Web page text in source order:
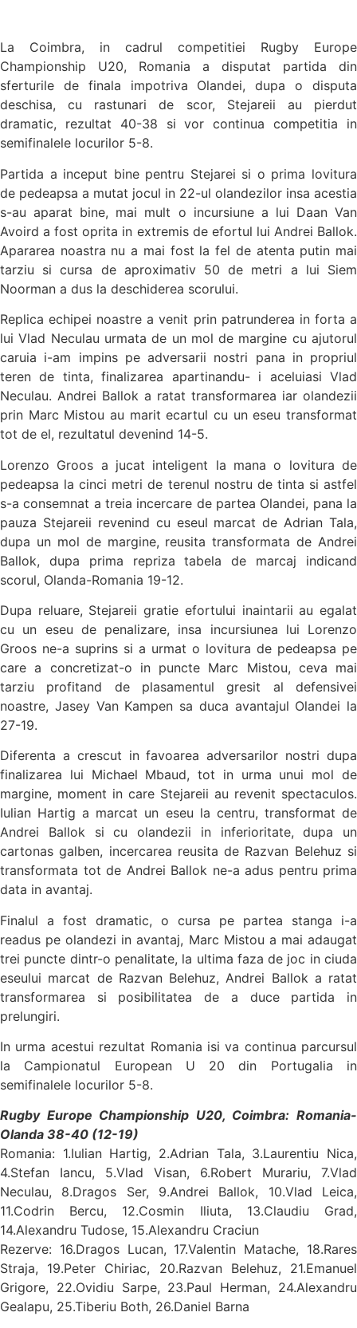
La Coimbra, in cadrul competitiei Rugby Europe
Championship U20, Romania a disputat partida din
sferturile de finala impotriva Olandei, dupa o disputa
deschisa, cu rastunari de scor, Stejareii au pierdut
dramatic, rezultat 40-38 si vor continua competitia in
semifinalele locurilor 5-8.
Partida a inceput bine pentru Stejarei si o prima lovitura
de pedeapsa a mutat jocul in 22-ul olandezilor insa acestia
s-au aparat bine, mai mult o incursiune a lui Daan Van
Avoird a fost oprita in extremis de efortul lui Andrei Ballok.
Apararea noastra nu a mai fost la fel de atenta putin mai
tarziu si cursa de aproximativ 50 de metri a lui Siem
Noorman a dus la deschiderea scorului.
Replica echipei noastre a venit prin patrunderea in forta a
lui Vlad Neculau urmata de un mol de margine cu ajutorul
caruia i-am impins pe adversarii nostri pana in propriul
teren de tinta, finalizarea apartinandu- i aceluiasi Vlad
Neculau. Andrei Ballok a ratat transformarea iar olandezii
prin Marc Mistou au marit ecartul cu un eseu transformat
tot de el, rezultatul devenind 14-5.
Lorenzo Groos a jucat inteligent la mana o lovitura de
pedeapsa la cinci metri de terenul nostru de tinta si astfel
s-a consemnat a treia incercare de partea Olandei, pana la
pauza Stejareii revenind cu eseul marcat de Adrian Tala,
dupa un mol de margine, reusita transformata de Andrei
Ballok, dupa prima repriza tabela de marcaj indicand
scorul, Olanda-Romania 19-12.
Dupa reluare, Stejareii gratie efortului inaintarii au egalat
cu un eseu de penalizare, insa incursiunea lui Lorenzo
Groos ne-a suprins si a urmat o lovitura de pedeapsa pe
care a concretizat-o in puncte Marc Mistou, ceva mai
tarziu profitand de plasamentul gresit al defensivei
noastre, Jasey Van Kampen sa duca avantajul Olandei la
27-19.
Diferenta a crescut in favoarea adversarilor nostri dupa
finalizarea lui Michael Mbaud, tot in urma unui mol de
margine, moment in care Stejareii au revenit spectaculos.
Iulian Hartig a marcat un eseu la centru, transformat de
Andrei Ballok si cu olandezii in inferioritate, dupa un
cartonas galben, incercarea reusita de Razvan Belehuz si
transformata tot de Andrei Ballok ne-a adus pentru prima
data in avantaj.
Finalul a fost dramatic, o cursa pe partea stanga i-a
readus pe olandezi in avantaj, Marc Mistou a mai adaugat
trei puncte dintr-o penalitate, la ultima faza de joc in ciuda
eseului marcat de Razvan Belehuz, Andrei Ballok a ratat
transformarea si posibilitatea de a duce partida in
prelungiri.
In urma acestui rezultat Romania isi va continua parcursul
la Campionatul European U 20 din Portugalia in
semifinalele locurilor 5-8.
Rugby Europe Championship U20, Coimbra: Romania-
Olanda 38-40 (12-19)
Romania: 1.Iulian Hartig, 2.Adrian Tala, 3.Laurentiu Nica,
4.Stefan Iancu, 5.Vlad Visan, 6.Robert Murariu, 7.Vlad
Neculau, 8.Dragos Ser, 9.Andrei Ballok, 10.Vlad Leica,
11.Codrin Bercu, 12.Cosmin Iliuta, 13.Claudiu Grad,
14.Alexandru Tudose, 15.Alexandru Craciun
Rezerve: 16.Dragos Lucan, 17.Valentin Matache, 18.Rares
Straja, 19.Peter Chiriac, 20.Razvan Belehuz, 21.Emanuel
Grigore, 22.Ovidiu Sarpe, 23.Paul Herman, 24.Alexandru
Gealapu, 25.Tiberiu Both, 26.Daniel Barna